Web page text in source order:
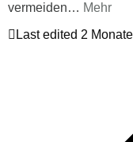
vermeiden… Mehr
Last edited 2